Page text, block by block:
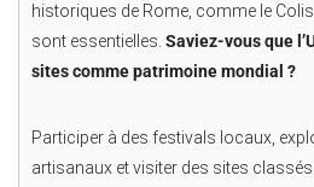
historiques de Rome, comme le
sont essentielles. Saviez-vous que
sites comme patrimoine mondial ?
Participer à des festivals locaux,
artisanaux et visiter des sites